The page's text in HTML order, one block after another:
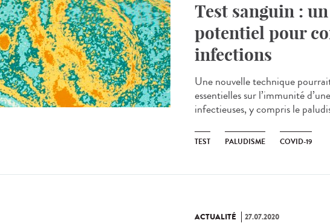
Test sanguin :
potentiel pour
infections
Une nouvelle technique
essentielles sur l’immunité
infectieuses, y compris le
TEST PALUDISME COVID-19
ACTUALITÉ 27.07.2020